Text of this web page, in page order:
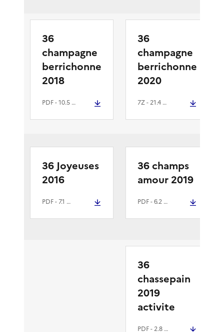
36
champagne
berrichonne
2018
PDF- 10.5 Mio
36
champagne
berrichonne
2020
7Z- 21.4 Mio
36 Joyeuses
2016
PDF- 7.1 Mio
36 champs
amour 2019
PDF- 6.2 Mio
36
chassepain
2019
activite
PDF- 2.8 Mio